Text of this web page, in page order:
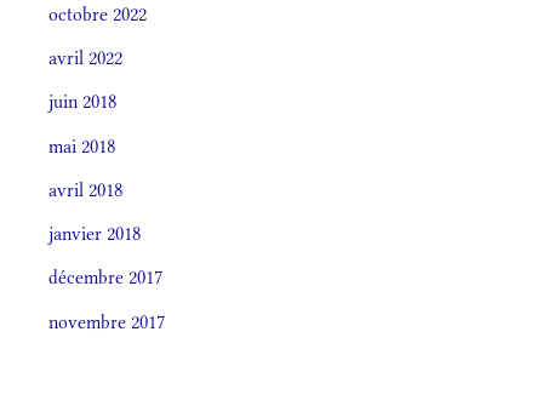
octobre 2022
avril 2022
juin 2018
mai 2018
avril 2018
janvier 2018
décembre 2017
novembre 2017